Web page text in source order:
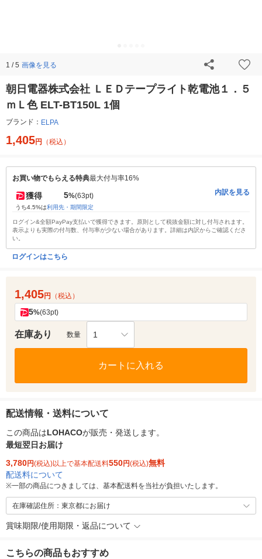
1 / 5 画像を見る
朝日電器株式会社 ＬＥＤテープライト乾電池１．５
ｍＬ色 ELT-BT150L 1個
ブランド： ELPA
1,405円 （税込）
お買い物でもらえる特典最大付与率16%
獲得 5%(63pt)
うち4.5%は利用先・期間限定
内訳を見る
ログイン&全額PayPay支払いで獲得できます。原則として税抜金額に対し付与されます。
表示よりも実際の付与数、付与率が少ない場合があります。詳細は内訳からご確認くださ
い。
ログインはこちら
1,405円 （税込）
5%(63pt)
在庫あり 数量 1
カートに入れる
配送情報・送料について
この商品はLOHACOが販売・発送します。
最短翌日お届け
3,780円(税込)以上で基本配送料550円(税込)無料
配送料について
※一部の商品につきましては、基本配送料を当社が負担いたします。
在庫確認住所：東京都にお届け
賞味期限/使用期限・返品について
こちらの商品もおすすめ